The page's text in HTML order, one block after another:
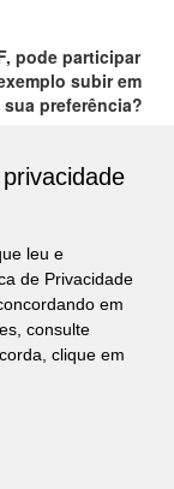
pode participar
subir em
preferência?
existente e
Vale ressaltar
não configura
é que essa
inerentes ao cargo
leu e
de Privacidade
em
consulte
clique em